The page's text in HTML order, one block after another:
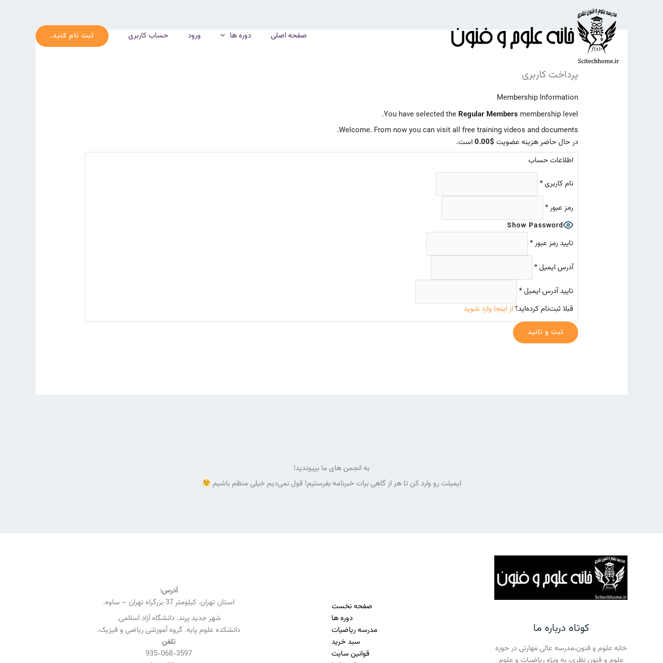
صفحه اصلی دوره ها ورود حساب کاربری ثبت نام کنید.
پرداخت کاربری
Membership Information
You have selected the Regular Members membership level.
Welcome. From now you can visit all free training videos and documents.
در حال حاضر هزینه عضویت $0.00
است.
اطلاعات حساب
نام کاربری*
رمز عبور*
Show Password
تایید رمز عبور*
آدرس ایمیل*
تایید آدرس ایمیل*
قبلا ثبت‌نام کرده‌اید؟از اینجا وارد شوید
به انجمن های ما بپیوندید!
ایمیلت رو وارد کن تا هر از گاهی برات خبرنامه بفرستیم! قول نمی‌دیم خیلی منظم باشیم
کوتاه درباره ما
خانه علوم و فنون،مدرسه عالی مهارتی در حوزه
علوم و فنون نظری، به ویژه ریاضیات و علوم
صفحه نخست
دوره ها
مدرسه ریاضیات
سبد خرید
قوانین سایت
آدرس:
استان تهران. کیلومتر 37 بزرگراه تهران – ساوه.
شهر جدید پرند. دانشگاه آزاد اسلامی.
دانشکده علوم پایه. گروه آموزشی ریاضی و فیزیک.
تلفن
935-068-3597